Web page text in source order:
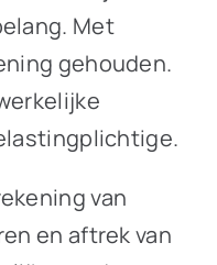
Met
gehouden.
van
en aftrek van